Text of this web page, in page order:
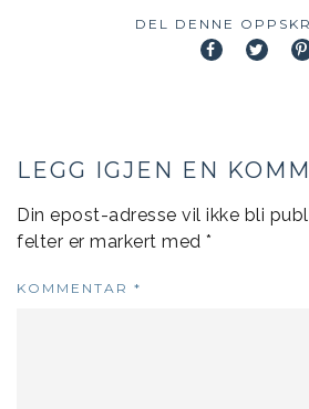
DEL DENNE
LEGG IGJEN EN
Din epost-adresse vil ikke bli
felter er markert med *
KOMMENTAR *